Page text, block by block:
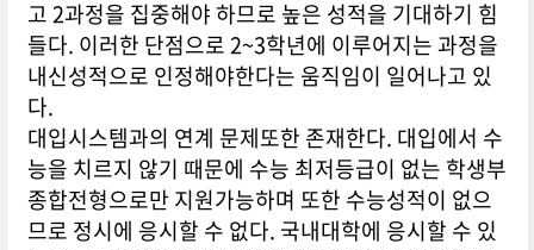
고 2과정을 집중해야 하므로 높은 성적을 기대하기 힘
들다. 이러한 단점으로 2~3학년에 이루어지는 과정을
내신성적으로 인정해야한다는 움직임이 일어나고 있
다.
대입시스템과의 연계 문제또한 존재한다. 대입에서 수
능을 치르지 않기 때문에 수능 최저등급이 없는 학생부
종합전형으로만 지원가능하며 또한 수능성적이 없으
므로 정시에 응시할 수 없다. 국내대학에 응시할 수 있